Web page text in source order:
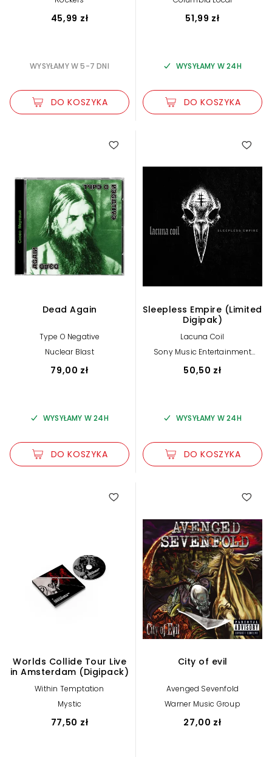
45,99 zł
WYSYŁAMY W 5-7 DNI
DO KOSZYKA
51,99 zł
WYSYŁAMY W 24H
DO KOSZYKA
Dead Again
Type O Negative
Nuclear Blast
79,00 zł
WYSYŁAMY W 24H
DO KOSZYKA
Sleepless Empire (Limited
Digipak)
Lacuna Coil
Sony Music Entertainment
50,50 zł
WYSYŁAMY W 24H
DO KOSZYKA
Worlds Collide Tour Live
in Amsterdam (Digipack)
Within Temptation
Mystic
77,50 zł
City of evil
Avenged Sevenfold
Warner Music Group
27,00 zł